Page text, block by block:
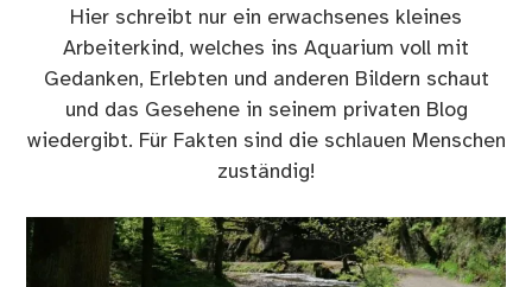
Hier schreibt nur ein erwachsenes kleines
Arbeiterkind, welches ins Aquarium voll mit
Gedanken, Erlebten und anderen Bildern schaut
und das Gesehene in seinem privaten Blog
wiedergibt. Für Fakten sind die schlauen Menschen
zuständig!